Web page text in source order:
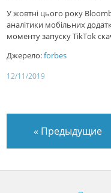
У жовтні цього року
аналітики мобільних
моменту запуску TikTok
Джерело:forbes
12/11/2019
« Предыдущие